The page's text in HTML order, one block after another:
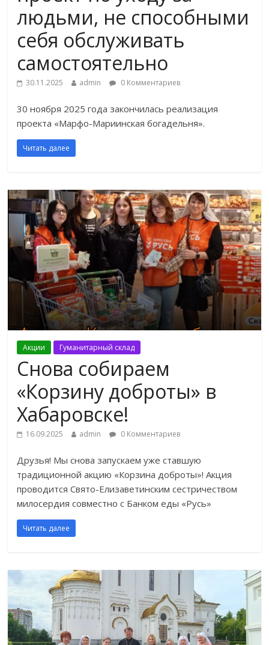
людьми, не способными
себя обслуживать
самостоятельно
30.11.2025 admin 0 Комментариев
30 ноября 2025 года закончилась реализация
проекта «Марфо-Мариинская богадельня».
Читать далее
Акции Гуманитарный склад
Снова собираем
«Корзину доброты» в
Хабаровске!
16.09.2025 admin 0 Комментариев
Друзья! Мы снова запускаем уже ставшую
традиционной акцию «Корзина доброты»! Акция
проводится Свято-Елизаветинским сестричеством
милосердия совместно с Банком еды «Русь»
Читать далее